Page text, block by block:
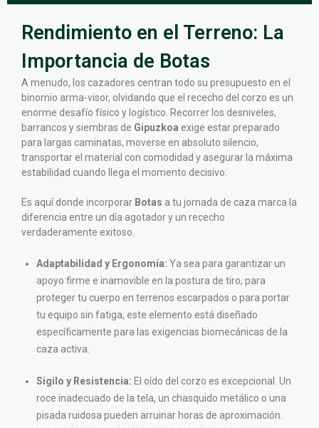
Rendimiento en el Terreno: La
Importancia de Botas
A menudo, los cazadores centran todo su presupuesto en el
binomio arma-visor, olvidando que el rececho del corzo es un
enorme desafío físico y logístico. Recorrer los desniveles,
barrancos y siembras de Gipuzkoa exige estar preparado
para largas caminatas, moverse en absoluto silencio,
transportar el material con comodidad y asegurar la máxima
estabilidad cuando llega el momento decisivo.
Es aquí donde incorporar Botas a tu jornada de caza marca la
diferencia entre un día agotador y un rececho
verdaderamente exitoso.
Adaptabilidad y Ergonomía: Ya sea para garantizar un
apoyo firme e inamovible en la postura de tiro, para
proteger tu cuerpo en terrenos escarpados o para portar
tu equipo sin fatiga, este elemento está diseñado
específicamente para las exigencias biomecánicas de la
caza activa.
Sigilo y Resistencia: El oído del corzo es excepcional. Un
roce inadecuado de la tela, un chasquido metálico o una
pisada ruidosa pueden arruinar horas de aproximación.